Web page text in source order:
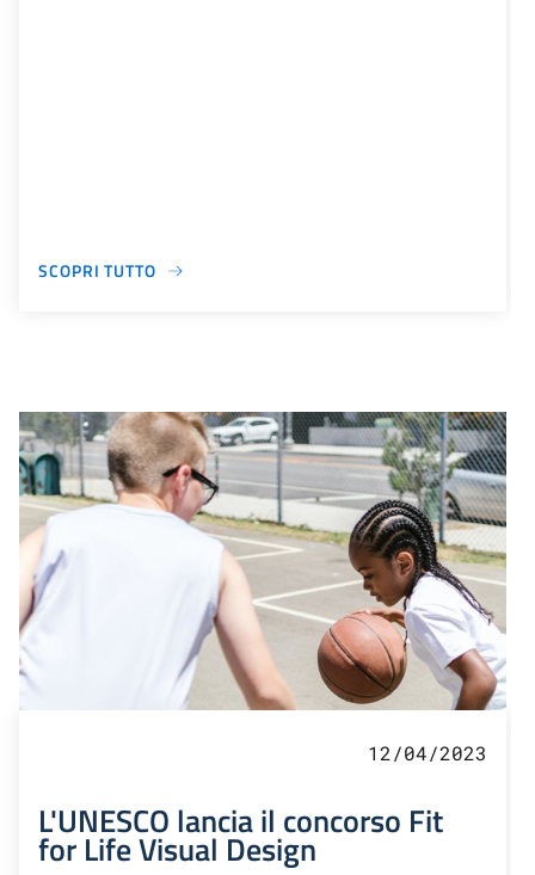
SCOPRI TUTTO
12/04/2023
L'UNESCO lancia il concorso Fit
for Life Visual Design